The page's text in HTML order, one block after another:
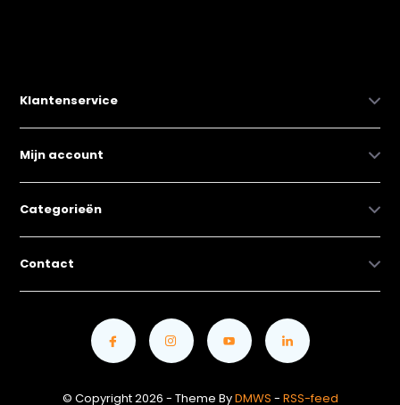
Klantenservice
Mijn account
Categorieën
Contact
© Copyright 2026 - Theme ByDMWS - RSS-feed